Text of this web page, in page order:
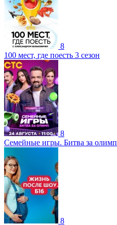
8
100 мест, где поесть 3 сезон
8
Семейные игры. Битва за олимп
8